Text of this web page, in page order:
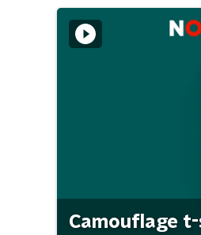
Camouflage